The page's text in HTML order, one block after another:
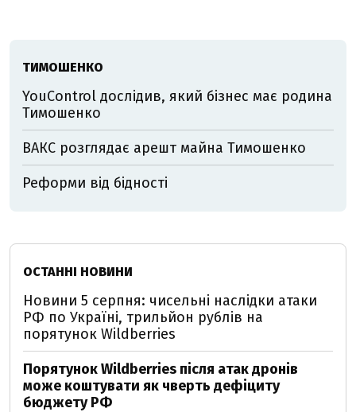
ТИМОШЕНКО
YouControl дослідив, який бізнес має родина
Тимошенко
ВАКС розглядає арешт майна Тимошенко
Реформи від бідності
ОСТАННІ НОВИНИ
Новини 5 серпня: чисельні наслідки атаки
РФ по Україні, трильйон рублів на
порятунок Wildberries
Порятунок Wildberries після атак дронів
може коштувати як чверть дефіциту
бюджету РФ